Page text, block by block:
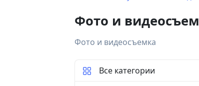
Фото и
Фото и видеосъемка
Все категории